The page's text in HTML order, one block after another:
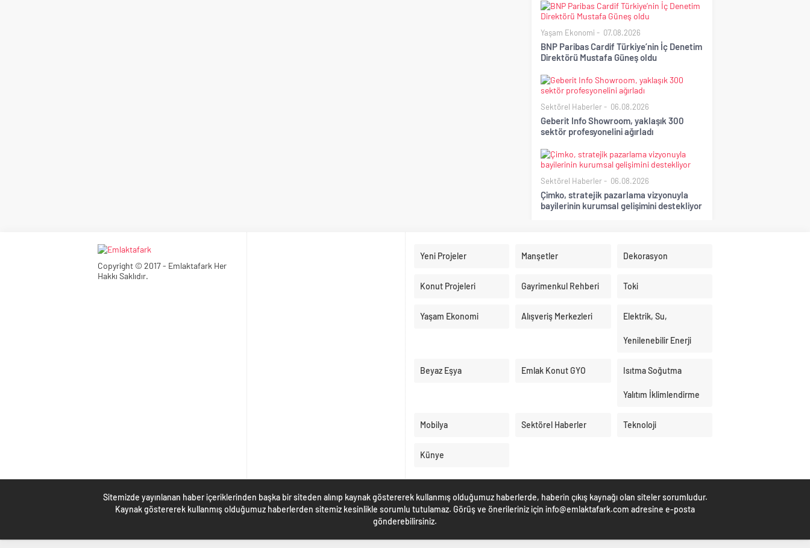
Yaşam Ekonomi 07.08.2026
BNP Paribas Cardif Türkiye’nin İç Denetim
Direktörü Mustafa Güneş oldu
Sektörel Haberler 06.08.2026
Geberit Info Showroom, yaklaşık 300
sektör profesyonelini ağırladı
Sektörel Haberler 06.08.2026
Çimko, stratejik pazarlama vizyonuyla
bayilerinin kurumsal gelişimini destekliyor
Copyright © 2017 - Emlaktafark Her
Hakkı Saklıdır.
Yeni Projeler Manşetler Dekorasyon
Konut Projeleri Gayrimenkul Rehberi Toki
Yaşam Ekonomi Alışveriş Merkezleri Elektrik, Su,
Yenilenebilir Enerji
Beyaz Eşya Emlak Konut GYO Isıtma Soğutma
Yalıtım İklimlendirme
Mobilya Sektörel Haberler Teknoloji
Künye
Sitemizde yayınlanan haber içeriklerinden başka bir siteden alınıp kaynak göstererek kullanmış olduğumuz haberlerde, haberin çıkış kaynağı olan siteler sorumludur.
Kaynak göstererek kullanmış olduğumuz haberlerden sitemiz kesinlikle sorumlu tutulamaz. Görüş ve önerileriniz için info@emlaktafark.com adresine e-posta
gönderebilirsiniz.